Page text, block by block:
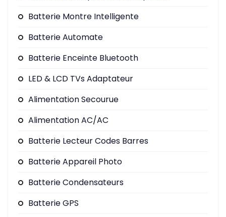
Batterie Montre Intelligente
Batterie Automate
Batterie Enceinte Bluetooth
LED & LCD TVs Adaptateur
Alimentation Secourue
Alimentation AC/AC
Batterie Lecteur Codes Barres
Batterie Appareil Photo
Batterie Condensateurs
Batterie GPS